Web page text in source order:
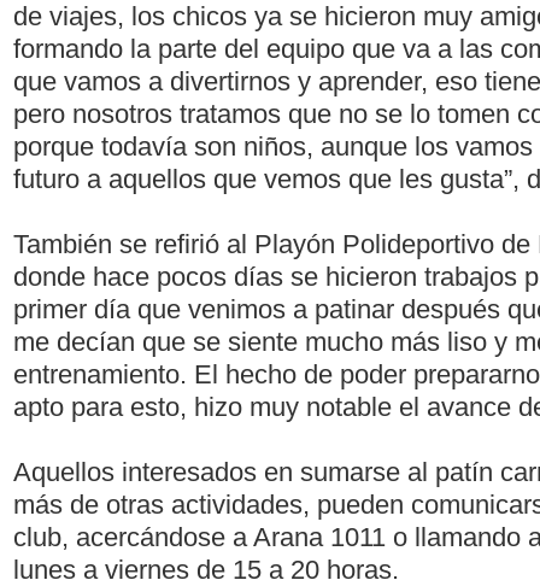
de viajes, los chicos ya se hicieron muy
formando la parte del equipo que va a las
que vamos a divertirnos y aprender, eso
pero nosotros tratamos que no se lo tomen
porque todavía son niños, aunque los
futuro a aquellos que vemos que les gusta”,
También se refirió al Playón Polideportivo
donde hace pocos días se hicieron trabajos
primer día que venimos a patinar después
me decían que se siente mucho más liso y
entrenamiento. El hecho de poder
apto para esto, hizo muy notable el avance
Aquellos interesados en sumarse al patín
más de otras actividades, pueden
club, acercándose a Arana 1011 o llamando
lunes a viernes de 15 a 20 horas.